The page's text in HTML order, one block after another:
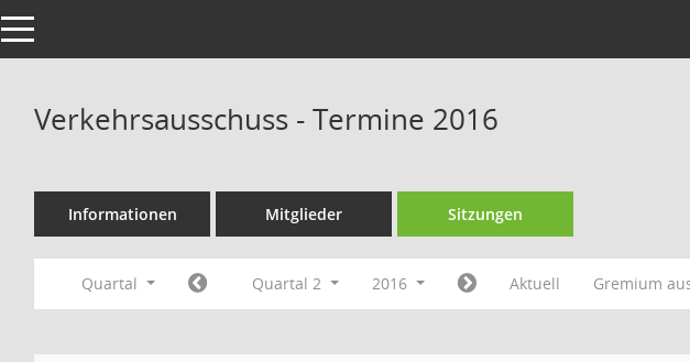
Toggle navigation
Verkehrsausschuss - Termine 2016
Informationen Mitglieder Sitzungen
Quartal Quartal 2 2016 Aktuell Gremium